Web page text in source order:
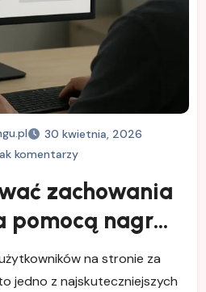
30 kwietnia, 2026
komentarzy
zachowania
pomocą nagrań
sesji
na stronie za
jedno z najskuteczniejszych